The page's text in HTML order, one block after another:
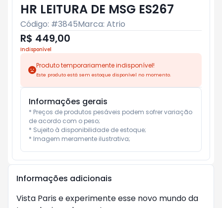
HR LEITURA DE MSG ES267
Código: #3845Marca: Atrio
R$ 449,00
Indisponível
Produto temporariamente indisponível!
Este produto está sem estoque disponível no momento.
Informações gerais
* Preços de produtos pesáveis podem sofrer variação
de acordo com o peso;
* Sujeito à disponibilidade de estoque;
* Imagem meramente ilustrativa;
Informações adicionais
Vista Paris e experimente esse novo mundo da